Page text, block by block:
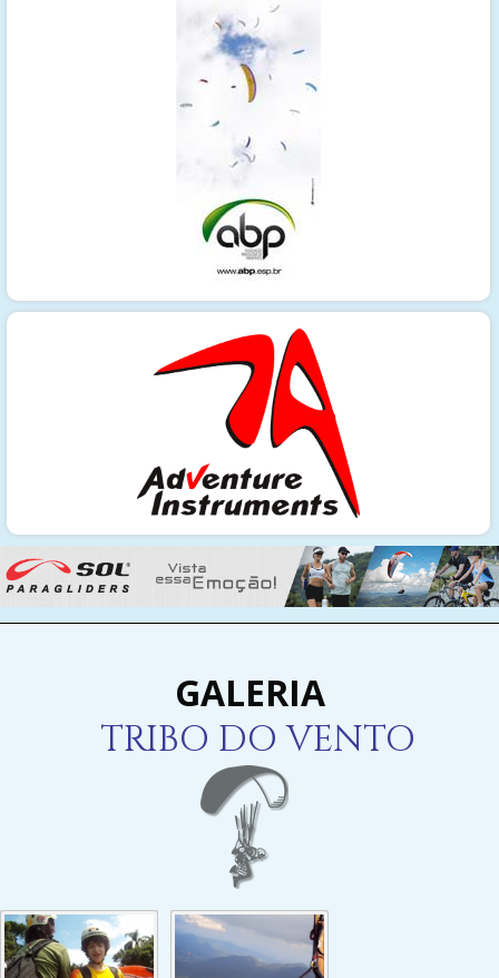
GALERIA
TRIBO DO VENTO